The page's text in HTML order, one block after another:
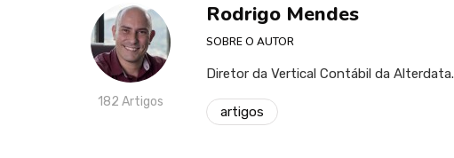
182 Artigos
Rodrigo Mendes
SOBRE O AUTOR
Diretor da Vertical Contábil da Alterdata.
artigos